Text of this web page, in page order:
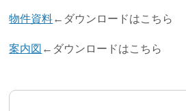
物件資料←ダウンロードはこちら
案内図 ←ダウンロードはこちら